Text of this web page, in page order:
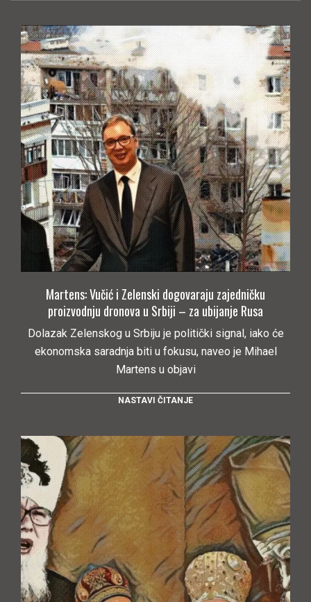
Martens: Vučić i Zelenski dogovaraju zajedničku
proizvodnju dronova u Srbiji – za ubijanje Rusa
Dolazak Zelenskog u Srbiju je politički signal, iako će
ekonomska saradnja biti u fokusu, naveo je Mihael
Martens u objavi
NASTAVI ČITANJE